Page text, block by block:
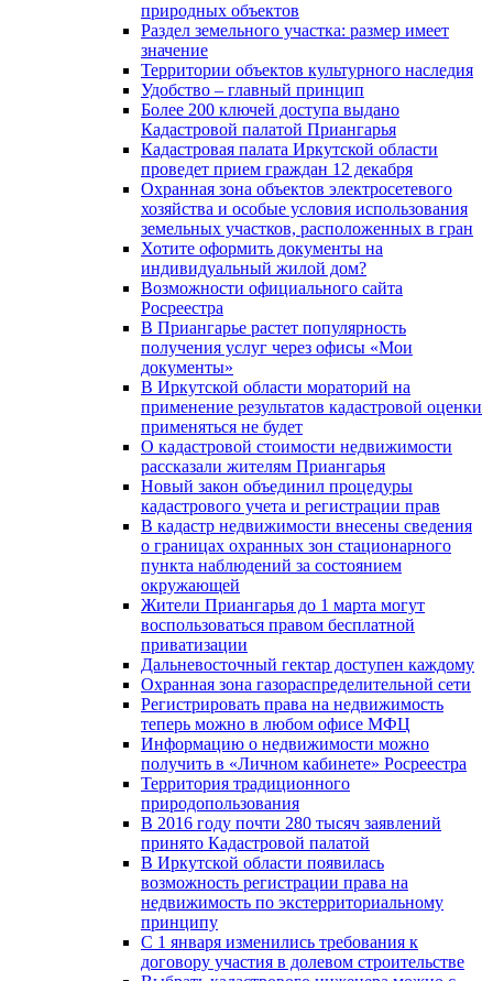
природных объектов
Раздел земельного участка: размер имеет
значение
Территории объектов культурного наследия
Удобство – главный принцип
Более 200 ключей доступа выдано
Кадастровой палатой Приангарья
Кадастровая палата Иркутской области
проведет прием граждан 12 декабря
Охранная зона объектов электросетевого
хозяйства и особые условия использования
земельных участков, расположенных в гран
Хотите оформить документы на
индивидуальный жилой дом?
Возможности официального сайта
Росреестра
В Приангарье растет популярность
получения услуг через офисы «Мои
документы»
В Иркутской области мораторий на
применение результатов кадастровой оценки
применяться не будет
О кадастровой стоимости недвижимости
рассказали жителям Приангарья
Новый закон объединил процедуры
кадастрового учета и регистрации прав
В кадастр недвижимости внесены сведения
о границах охранных зон стационарного
пункта наблюдений за состоянием
окружающей
Жители Приангарья до 1 марта могут
воспользоваться правом бесплатной
приватизации
Дальневосточный гектар доступен каждому
Охранная зона газораспределительной сети
Регистрировать права на недвижимость
теперь можно в любом офисе МФЦ
Информацию о недвижимости можно
получить в «Личном кабинете» Росреестра
Территория традиционного
природопользования
В 2016 году почти 280 тысяч заявлений
принято Кадастровой палатой
В Иркутской области появилась
возможность регистрации права на
недвижимость по экстерриториальному
принципу
C 1 января изменились требования к
договору участия в долевом строительстве